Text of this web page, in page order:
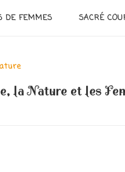
DE FEMMES SACRÉ
la Nature et les